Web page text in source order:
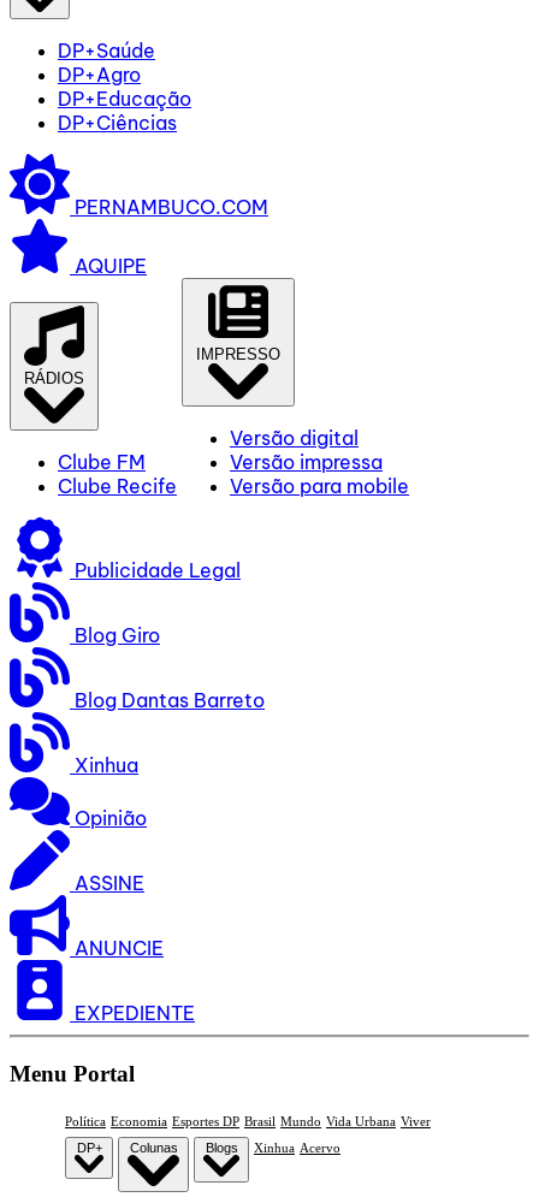
DP+Saúde
DP+Agro
DP+Educação
DP+Ciências
PERNAMBUCO.COM
AQUIPE
RÁDIOS
Clube FM
Clube Recife
IMPRESSO
Versão digital
Versão impressa
Versão para mobile
Publicidade Legal
Blog Giro
Blog Dantas Barreto
Xinhua
Opinião
ASSINE
ANUNCIE
EXPEDIENTE
Menu Portal
Política Economia Esportes DP Brasil Mundo Vida Urbana Viver
DP+
Colunas Blogs Xinhua Acervo